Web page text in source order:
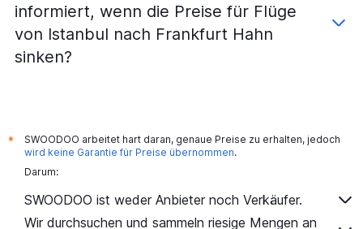
informiert, wenn die Preise für Flüge
von Istanbul nach Frankfurt Hahn
sinken?
*
SWOODOO arbeitet hart daran, genaue Preise zu erhalten, jedoch
wird keine Garantie für Preise übernommen.
Darum:
SWOODOO ist weder Anbieter noch Verkäufer.
Wir durchsuchen und sammeln riesige Mengen an